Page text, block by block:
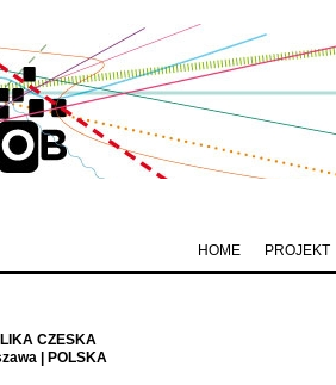
CZESKA
| POLSKA
PROJEKT
HOME